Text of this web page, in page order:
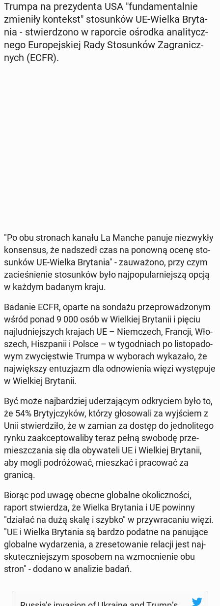
Trumpa na pre­zy­den­ta USA "fun­da­men­tal­nie
zmie­ni­ły kon­tekst" sto­sun­ków UE-Wielka Bry­ta­
nia - stwier­dzo­no w ra­por­cie ośrodka ana­li­tycz­
ne­go Eu­ro­pej­skiej Rady Sto­sun­ków Za­gra­nicz­
nych (ECFR).
"Po obu stro­nach kanału La Manche panuje nie­zwy­kły
kon­sen­sus, że nad­szedł czas na ponowną ocenę sto­
sun­ków UE-Wielka Bry­ta­nia" - za­uwa­żo­no, przy czym
za­cie­śnie­nie sto­sun­ków było naj­po­pu­lar­niej­szą opcją
w każdym badanym kraju.
Badanie ECFR, oparte na sondażu prze­pro­wa­dzo­nym
wśród ponad 9 000 osób w Wiel­kiej Bry­ta­nii i pięciu
naj­lud­niej­szych krajach UE – Niem­czech, Francji, Wło­
szech, Hisz­pa­nii i Polsce – w ty­go­dniach po li­sto­pa­do­
wym zwy­cię­stwie Trumpa w wy­bo­rach wy­ka­za­ło, że
naj­więk­szy en­tu­zjazm dla od­no­wie­nia więzi wy­stę­pu­je
w Wiel­kiej Bry­ta­nii.
Być może naj­bar­dziej ude­rza­ją­cym od­kry­ciem było to,
że 54% Bry­tyj­czy­ków, którzy gło­so­wa­li za wyj­ściem z
Unii stwier­dzi­ło, że w zamian za dostęp do jed­no­li­te­go
rynku za­ak­cep­to­wa­li­by teraz pełną swobodę prze­
miesz­cza­nia się dla oby­wa­te­li UE i Wiel­kiej Bry­ta­nii,
aby mogli po­dró­żo­wać, miesz­kać i pra­co­wać za
granicą.
Biorąc pod uwagę obecne glo­bal­ne oko­licz­no­ści,
raport stwier­dza, że ​​Wiel­ka Bry­ta­nia i UE powinny
"działać na dużą skalę i szybko" w przy­wra­ca­niu więzi.
"UE i Wielka Bry­ta­nia są bardzo podatne na pa­nu­ją­ce
glo­bal­ne wy­da­rze­nia, a zre­se­to­wa­nie relacji jest naj­
sku­tecz­niej­szym spo­so­bem na wzmoc­nie­nie obu
stron" - dodano w ana­li­zie badań.